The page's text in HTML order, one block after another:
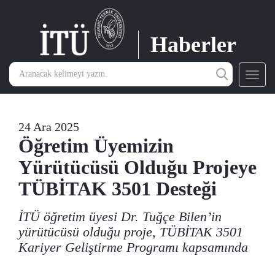
Haberler
24 Ara 2025
Öğretim Üyemizin
Yürütücüsü Olduğu Projeye
TÜBİTAK 3501 Desteği
İTÜ öğretim üyesi Dr. Tuğçe Bilen’in
yürütücüsü olduğu proje, TÜBİTAK 3501
Kariyer Geliştirme Programı kapsamında